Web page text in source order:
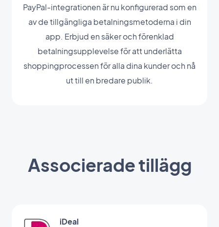
PayPal-integrationen är nu konfigurerad som en
av de tillgängliga betalningsmetoderna i din
app. Erbjud en säker och förenklad
betalningsupplevelse för att underlätta
shoppingprocessen för alla dina kunder och nå
ut till en bredare publik.
Associerade tillägg
iDeal